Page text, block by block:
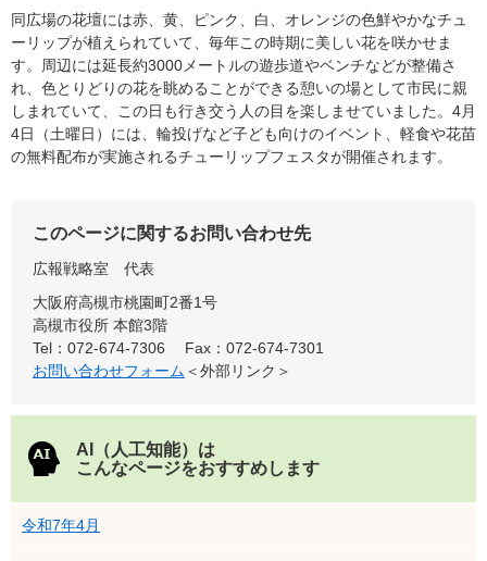
同広場の花壇には赤、黄、ピンク、白、オレンジの色鮮やかなチュ
ーリップが植えられていて、毎年この時期に美しい花を咲かせま
す。周辺には延長約3000メートルの遊歩道やベンチなどが整備さ
れ、色とりどりの花を眺めることができる憩いの場として市民に親
しまれていて、この日も行き交う人の目を楽しませていました。4月
4日（土曜日）には、輪投げなど子ども向けのイベント、軽食や花苗
の無料配布が実施されるチューリップフェスタが開催されます。
このページに関するお問い合わせ先
広報戦略室
代表
大阪府高槻市桃園町2番1号
高槻市役所 本館3階
Tel：072-674-7306
Fax：072-674-7301
お問い合わせフォーム ＜外部リンク＞
AI（人工知能）は
こんなページをおすすめします
令和7年4月